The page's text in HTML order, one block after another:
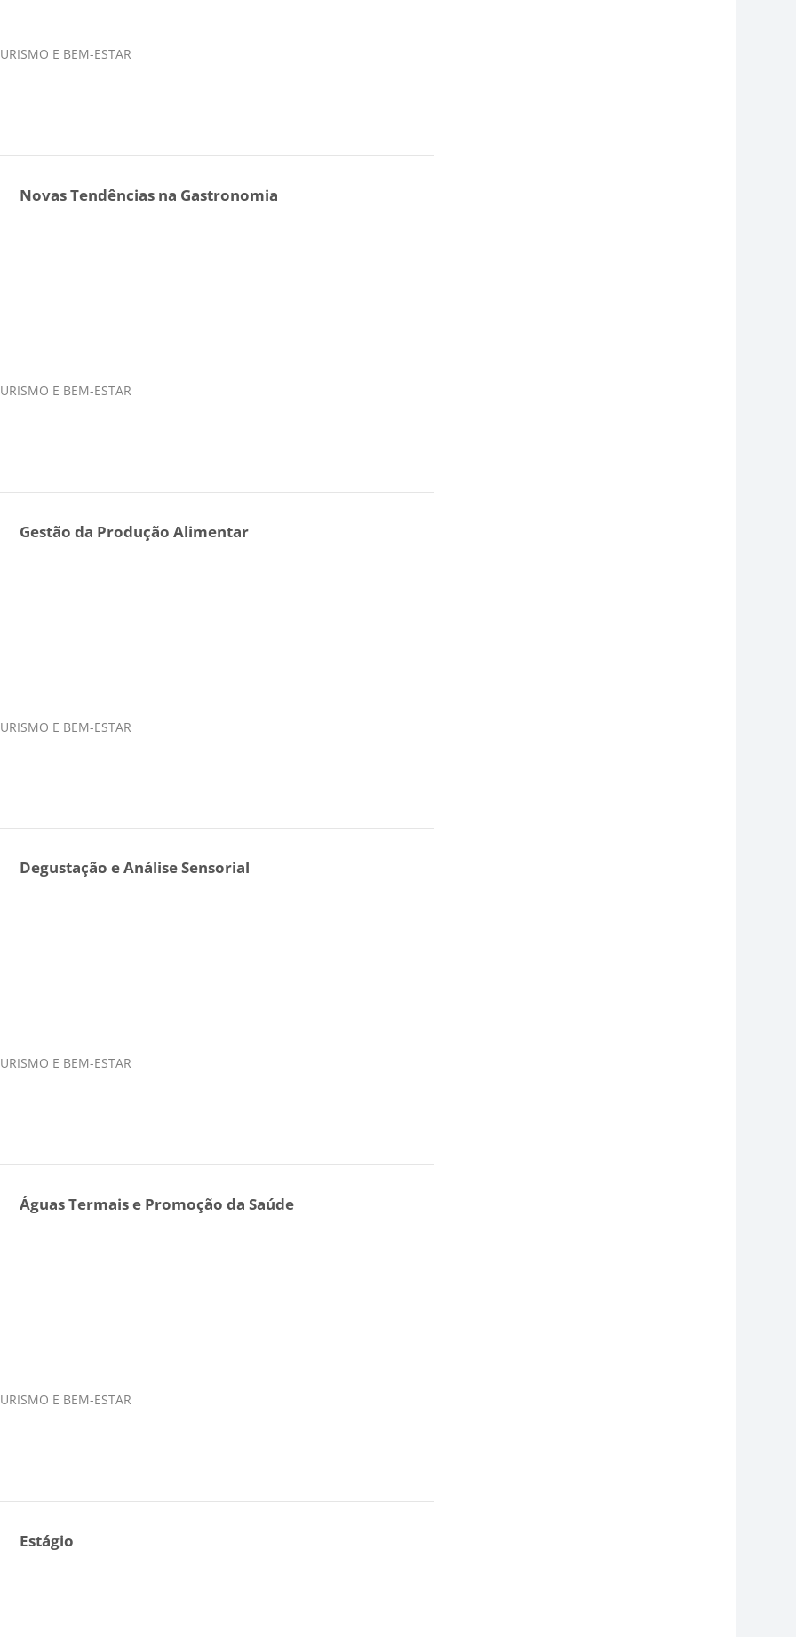
E BEM-ESTAR
Novas Tendências na Gastronomia
E BEM-ESTAR
Gestão da Produção Alimentar
E BEM-ESTAR
Degustação e Análise Sensorial
E BEM-ESTAR
Águas Termais e Promoção da Saúde
E BEM-ESTAR
Estágio